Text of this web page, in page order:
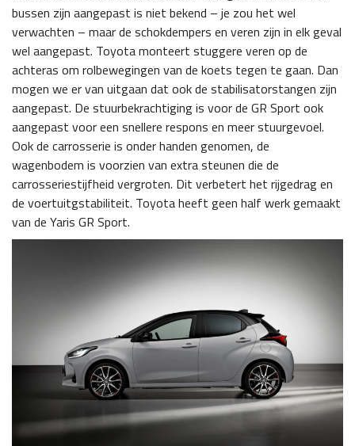
bussen zijn aangepast is niet bekend – je zou het wel
verwachten – maar de schokdempers en veren zijn in elk geval
wel aangepast. Toyota monteert stuggere veren op de
achteras om rolbewegingen van de koets tegen te gaan. Dan
mogen we er van uitgaan dat ook de stabilisatorstangen zijn
aangepast. De stuurbekrachtiging is voor de GR Sport ook
aangepast voor een snellere respons en meer stuurgevoel.
Ook de carrosserie is onder handen genomen, de
wagenbodem is voorzien van extra steunen die de
carrosseriestijfheid vergroten. Dit verbetert het rijgedrag en
de voertuitgstabiliteit. Toyota heeft geen half werk gemaakt
van de Yaris GR Sport.